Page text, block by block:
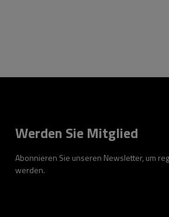
Werden Sie Mitglied
Abonnieren Sie unseren Newsletter, um
werden.